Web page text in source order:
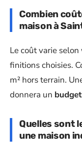
Combien
maison à
Le coût varie selon
finitions choisies.
m² hors terrain.
donnera un
Quelles sont
une maison